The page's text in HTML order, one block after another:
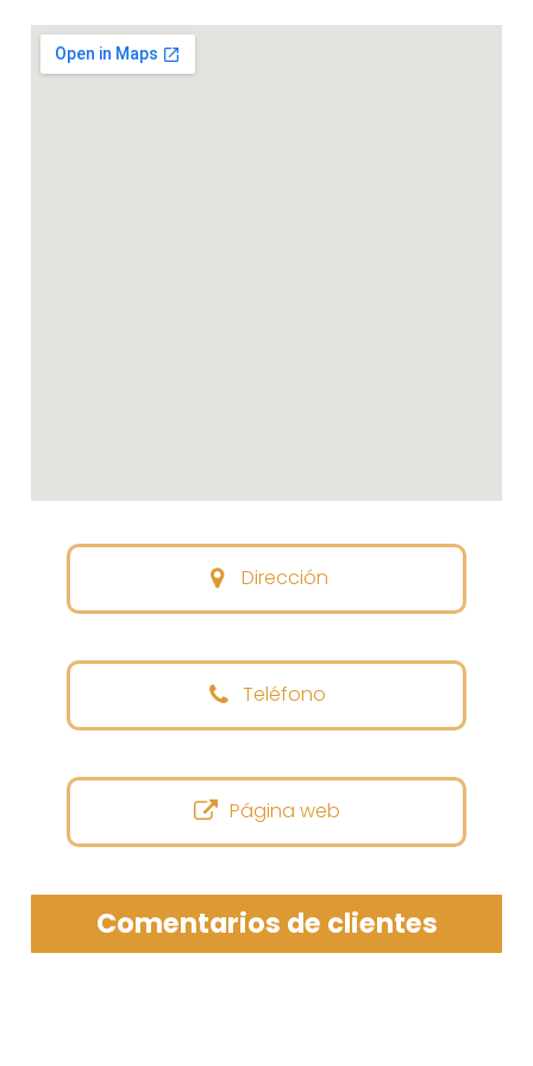
Dirección
Teléfono
Página web
Comentarios de clientes